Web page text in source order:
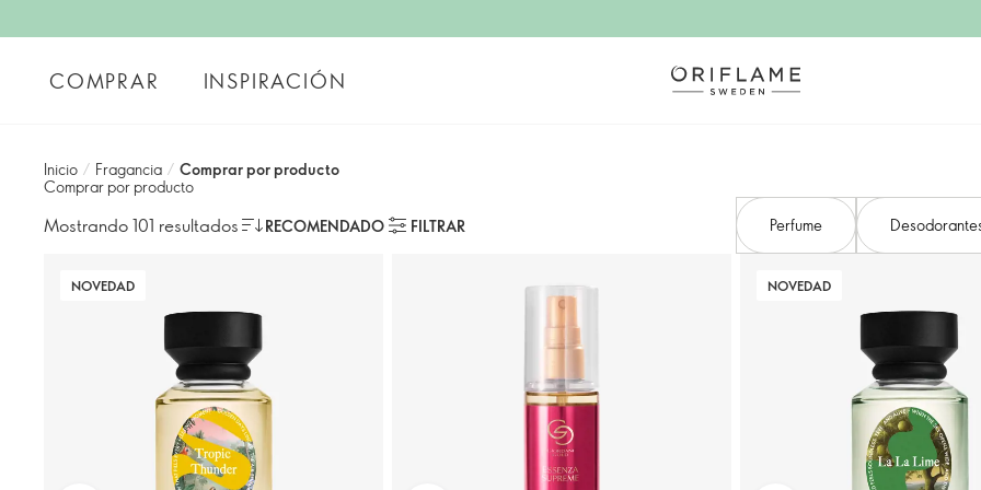
COMPRAR INSPIRACIÓN
Inicio / Fragancia / Comprar por producto
Comprar por producto
Mostrando 101 resultados RECOMENDADO FILTRAR Perfume
NOVEDAD NOVEDAD